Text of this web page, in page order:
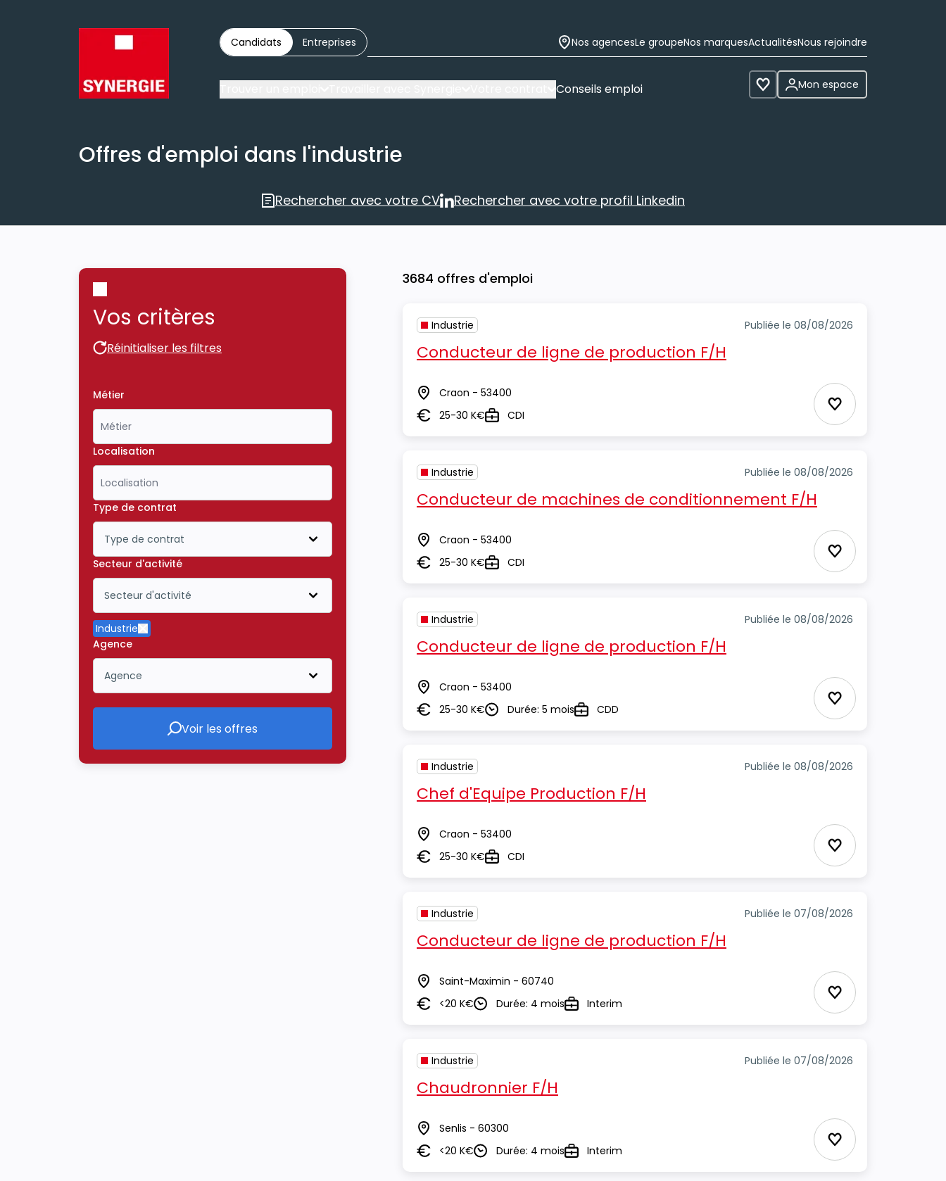
Candidats Entreprises Nos agencesLe groupeNos marquesActualitésNous rejoindre
Conseils emploi Voir les favoris
Mon espace
Offres d'emploi dans l'industrie
Rechercher avec votre CV
Rechercher avec votre CV
Rechercher avec votre profil Linkedin
Rechercher avec votre profil Linkedin
Vos critères
Réinitialiser les filtres
Réinitialiser les filtres
Métier
Localisation
Type de contrat
Type de contrat
Icône ouvrir la liste déroulante
Secteur d'activité
Secteur d'activité
Icône ouvrir la liste déroulante
Industrie
Supprimer le critère Industrie
Agence
Agence
Icône ouvrir la liste déroulante
Voir les offres
Voir les offres
3684 offres d'emploi
Industrie Publiée le 08/08/2026
Conducteur de ligne de production F/H
Lieu Craon - 53400
Salaire25-30 K€TypeCDI Ajouter aux
Industrie Publiée le 08/08/2026
Conducteur de machines de conditionnement F/H
Lieu Craon - 53400
Salaire25-30 K€TypeCDI Ajouter aux
Industrie Publiée le 08/08/2026
Conducteur de ligne de production F/H
Lieu Craon - 53400
Salaire25-30 K€DuréeDurée: 5 moisTypeCDD Ajouter aux
Industrie Publiée le 08/08/2026
Chef d'Equipe Production F/H
Lieu Craon - 53400
Salaire25-30 K€TypeCDI Ajouter aux
Industrie Publiée le 07/08/2026
Conducteur de ligne de production F/H
Lieu Saint-Maximin - 60740
Salaire<20 K€DuréeDurée: 4 moisTypeInterim Ajouter aux
Industrie Publiée le 07/08/2026
Chaudronnier F/H
Lieu Senlis - 60300
Salaire<20 K€DuréeDurée: 4 moisTypeInterim Ajouter aux